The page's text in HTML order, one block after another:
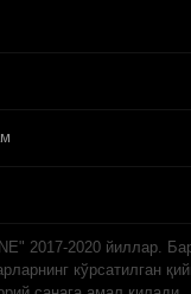
2017-2020 йиллар.
кўрсатилган